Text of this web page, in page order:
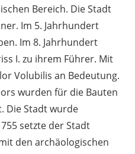
Bereich. Die Stadt
Im 5. Jahrhundert
Im 8. Jahrhundert
I. zu ihrem Führer. Mit
Volubilis an Bedeutung.
wurden für die Bauten
Die Stadt wurde
setzte der Stadt
den archäologischen